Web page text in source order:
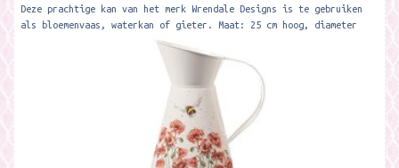
Deze prachtige kan van het merk Wrendale Designs is te gebruiken
als bloemenvaas, waterkan of gieter. Maat: 25 cm hoog, diameter